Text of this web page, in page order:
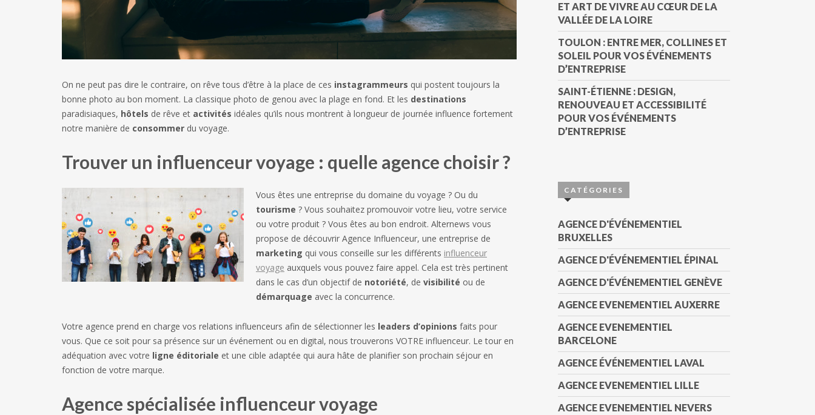
On ne peut pas dire le contraire, on rêve tous d’être à la place de ces instagrammeurs qui postent toujours la
bonne photo au bon moment. La classique photo de genou avec la plage en fond. Et les destinations
paradisiaques, hôtels de rêve et activités idéales qu’ils nous montrent à longueur de journée influence fortement
notre manière de consommer du voyage.
Trouver un influenceur voyage : quelle agence choisir ?
Vous êtes une entreprise du domaine du voyage ? Ou du
tourisme ? Vous souhaitez promouvoir votre lieu, votre service
ou votre produit ? Vous êtes au bon endroit. Alternews vous
propose de découvrir Agence Influenceur, une entreprise de
marketing qui vous conseille sur les différents influenceur
voyage auxquels vous pouvez faire appel. Cela est très pertinent
dans le cas d’un objectif de notoriété, de visibilité ou de
démarquage avec la concurrence.
Votre agence prend en charge vos relations influenceurs afin de sélectionner les leaders d’opinions faits pour
vous. Que ce soit pour sa présence sur un événement ou en digital, nous trouverons VOTRE influenceur. Le tour en
adéquation avec votre ligne éditoriale et une cible adaptée qui aura hâte de planifier son prochain séjour en
fonction de votre marque.
Agence spécialisée influenceur voyage
ET ART DE VIVRE AU CŒUR DE LA
VALLÉE DE LA LOIRE
TOULON : ENTRE MER, COLLINES ET
SOLEIL POUR VOS ÉVÉNEMENTS
D’ENTREPRISE
SAINT-ÉTIENNE : DESIGN,
RENOUVEAU ET ACCESSIBILITÉ
POUR VOS ÉVÉNEMENTS
D’ENTREPRISE
CATÉGORIES
AGENCE D'ÉVÉNEMENTIEL
BRUXELLES
AGENCE D'ÉVÉNEMENTIEL ÉPINAL
AGENCE D'ÉVÉNEMENTIEL GENÈVE
AGENCE EVENEMENTIEL AUXERRE
AGENCE EVENEMENTIEL
BARCELONE
AGENCE ÉVÉNEMENTIEL LAVAL
AGENCE EVENEMENTIEL LILLE
AGENCE EVENEMENTIEL NEVERS